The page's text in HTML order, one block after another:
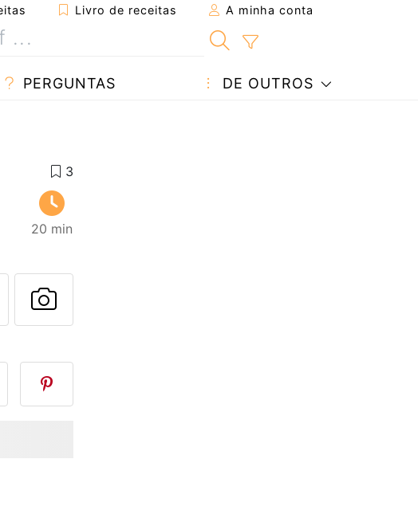
Livro de receitas A minha conta
PERGUNTAS DE OUTROS
20 min
receita a um amigo
esta página
Falar com o autor da receita
Fez esta receita? Compartilhe